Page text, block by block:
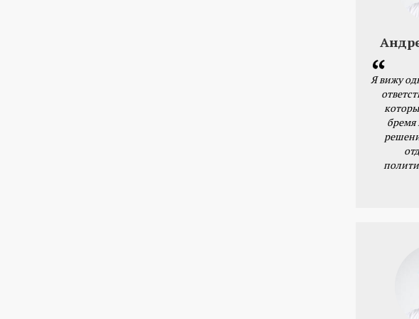
Я вижу
бремя